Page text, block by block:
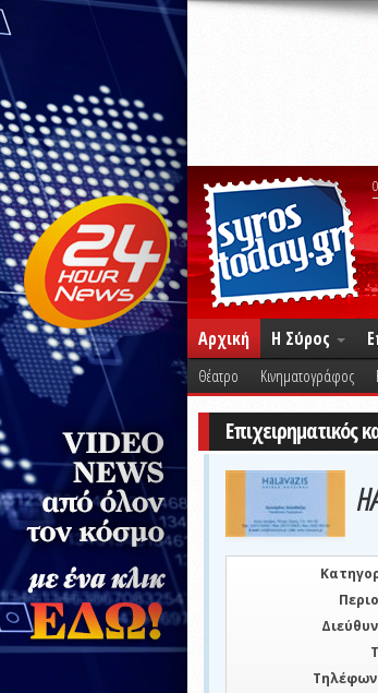
Αρχική Η Σύρος
Θέατρο Κινηματογράφος
Επιχειρηματικός